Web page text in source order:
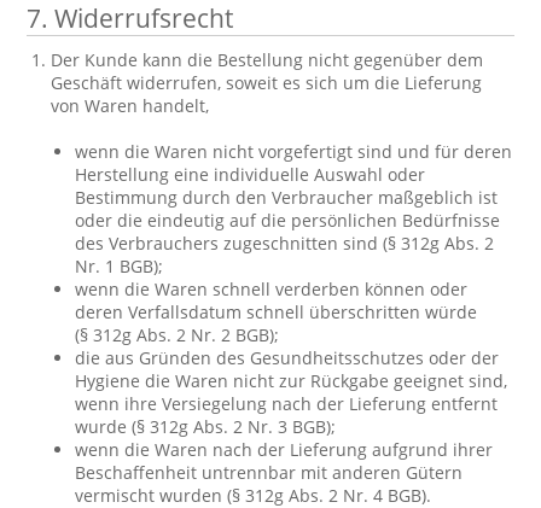
7. Widerrufsrecht
Der Kunde kann die Bestellung nicht gegenüber dem
Geschäft widerrufen, soweit es sich um die Lieferung
von Waren handelt,
wenn die Waren nicht vorgefertigt sind und für deren
Herstellung eine individuelle Auswahl oder
Bestimmung durch den Verbraucher maßgeblich ist
oder die eindeutig auf die persönlichen Bedürfnisse
des Verbrauchers zugeschnitten sind (§ 312g Abs. 2
Nr. 1 BGB);
wenn die Waren schnell verderben können oder
deren Verfallsdatum schnell überschritten würde
(§ 312g Abs. 2 Nr. 2 BGB);
die aus Gründen des Gesundheitsschutzes oder der
Hygiene die Waren nicht zur Rückgabe geeignet sind,
wenn ihre Versiegelung nach der Lieferung entfernt
wurde (§ 312g Abs. 2 Nr. 3 BGB);
wenn die Waren nach der Lieferung aufgrund ihrer
Beschaffenheit untrennbar mit anderen Gütern
vermischt wurden (§ 312g Abs. 2 Nr. 4 BGB).